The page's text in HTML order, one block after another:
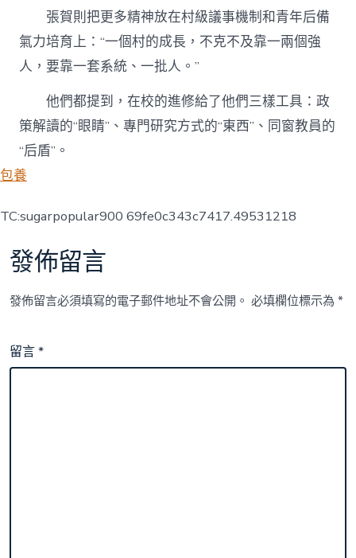
張賀則把更多精神放在村級議事機制和青年后備
氣力培育上：“一個村的成長，不克不及靠一兩個強
人，要靠一套系統、一批人。”
他們都提到，在校的進修給了他們三樣工具：政
策解讀的“眼睛”、專門研究方式的“東西”、同窗教員的
“后盾”。
包養
TC:sugarpopular900 69fe0c343c7417.49531218
發佈留言
發佈留言必須填寫的電子郵件地址不會公開。 必填欄位標示為*
留言*